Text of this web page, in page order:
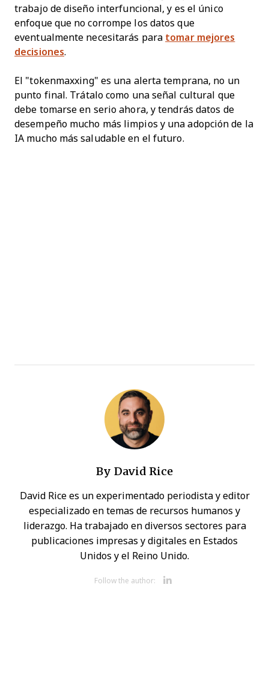
trabajo de diseño interfuncional, y es el único
enfoque que no corrompe los datos que
eventualmente necesitarás para tomar mejores
decisiones.
El "tokenmaxxing" es una alerta temprana, no un
punto final. Trátalo como una señal cultural que
debe tomarse en serio ahora, y tendrás datos de
desempeño mucho más limpios y una adopción de la
IA mucho más saludable en el futuro.
By David Rice
David Rice es un experimentado periodista y editor
especializado en temas de recursos humanos y
liderazgo. Ha trabajado en diversos sectores para
publicaciones impresas y digitales en Estados
Unidos y el Reino Unido.
Follow the author: